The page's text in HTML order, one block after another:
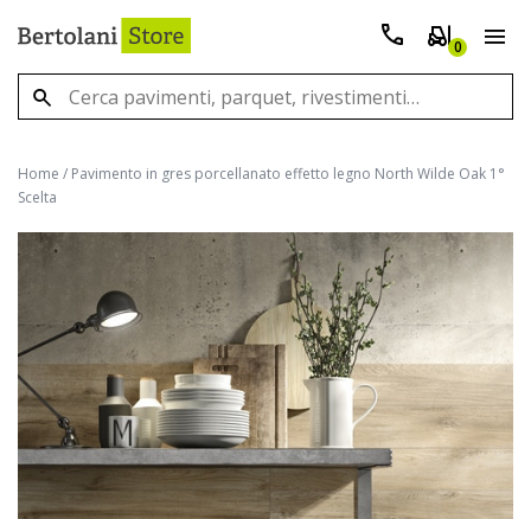
0
Home / Pavimento in gres porcellanato effetto legno North Wilde Oak 1°
Scelta